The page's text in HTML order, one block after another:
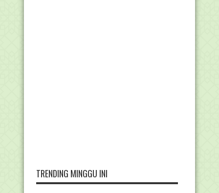
TRENDING MINGGU INI